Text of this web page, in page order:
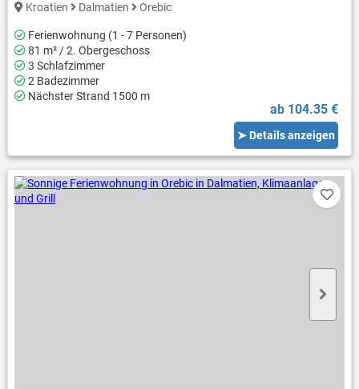
Kroatien Dalmatien Orebic
Ferienwohnung (1 - 7 Personen)
81 m² / 2. Obergeschoss
3 Schlafzimmer
2 Badezimmer
Nächster Strand 1500 m
ab 104.35 €
➤ Details anzeigen